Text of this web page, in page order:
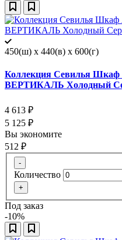
450(ш) x 440(в) x 600(г)
Коллекция Севилья
ВЕРТИКАЛЬ Холодный
4 613 ₽
5 125 ₽
Вы экономите
512 ₽
-
Количество
+
Под заказ
-10%